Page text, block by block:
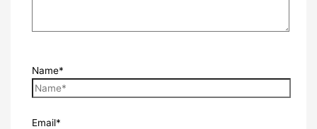
Name*
Email*